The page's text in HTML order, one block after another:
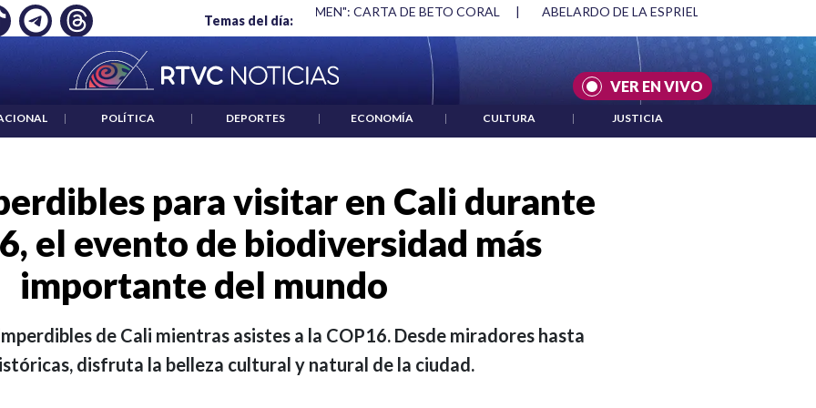
Temas del día:
UN CRIMEN": CARTA DE BETO CORAL ABELARDO DE LA ESPRIELLA Y DMG ACUERDOS ENTRE ESTADOS UNIDOS E IRÁN
VER EN VIVO
| POLÍTICA | DEPORTES | ECONOMÍA | CULTURA | JUSTICIA
para visitar en Cali durante
el evento de biodiversidad más
importante del mundo
de Cali mientras asistes a la COP16. Desde miradores hasta
disfruta la belleza cultural y natural de la ciudad.